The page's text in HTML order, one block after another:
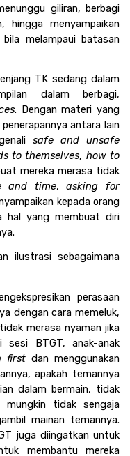
giliran, berbagi
hingga menyampaikan
melampaui batasan
TK sedang dalam
dalam berbagi,
. Dengan materi yang
antara lain
safe and unsafe
to themselves, how to
mereka merasa tidak
and time, asking for
kepada orang
hal yang membuat diri
ilustrasi sebagaimana
perasaan
dengan cara memeluk,
merasa nyaman jika
sesi BTGT, anak-anak
first
apakah temannya
dalam bermain, tidak
mungkin tidak sengaja
mainan temannya.
membantu mereka